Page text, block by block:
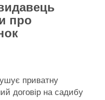
про
приватну
договір на садибу